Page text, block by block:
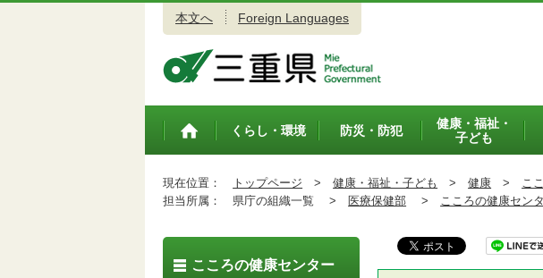
本文へ Foreign Languages
トップペ
くらし・環境 防災・防犯
健康・福祉・
子ども
現在位置： トップページ > 健康・福祉・子ども > 健康 > こ
担当所属：
県庁の組織一覧 > 医療保健部 > こころの健康セン
こころの健康センター